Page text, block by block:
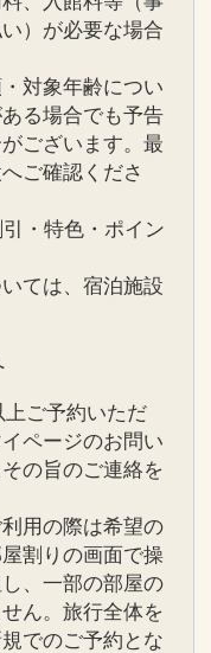
）が必要な場合
対象年齢につい
る場合でも予告
ございます。最
ご確認くださ
引・特色・ポイン
ては、宿泊施設
上ご予約いただ
ページのお問い
の旨のご連絡を
用の際は希望の
割りの画面で操
、一部の部屋の
ん。旅行全体を
でのご予約とな